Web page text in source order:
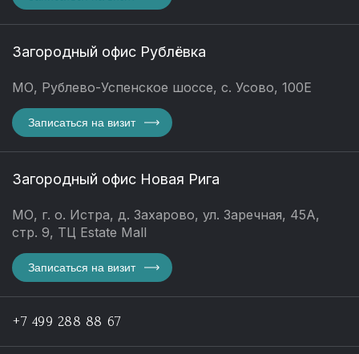
Загородный офис Рублёвка
МО, Рублево-Успенское шоссе, с. Усово, 100Е
Записаться на визит
Загородный офис Новая Рига
МО, г. о. Истра, д. Захарово, ул. Заречная, 45А,
стр. 9, ТЦ Estate Mall
Записаться на визит
+7 499 288 88 67